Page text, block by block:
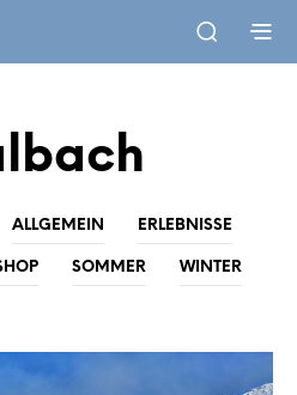
ALLGEMEIN ERLEBNISSE
SOMMER WINTER